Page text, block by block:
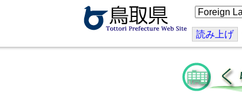
こ
の
ジ
を
訳
す
る
読み上げ